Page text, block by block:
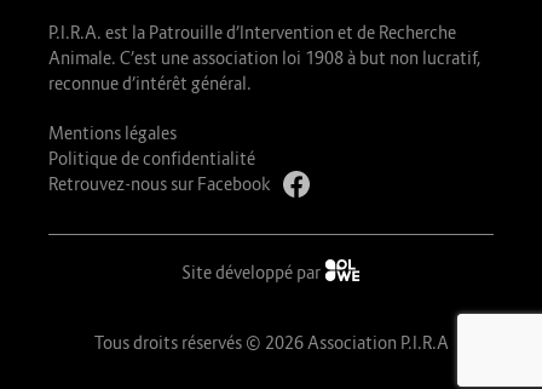
P.I.R.A. est la Patrouille d’Intervention et de Recherche
Animale. C’est une association loi 1908 à but non lucratif,
reconnue d’intérêt général.
Mentions légales
Politique de confidentialité
Retrouvez-nous sur Facebook
Site développé par
Tous droits réservés © 2026 Association P.I.R.A